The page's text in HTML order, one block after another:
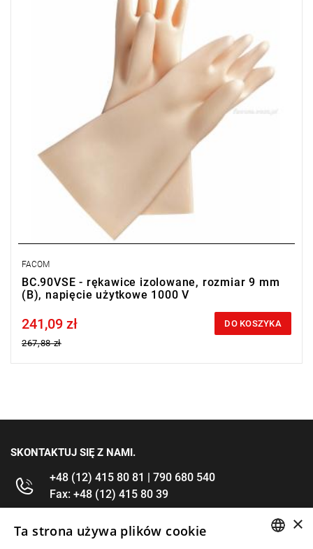
• Napięcie użytkowe: 1000 V
FACOM
BC.90VSE - rękawice izolowane, rozmiar 9 mm
(B), napięcie użytkowe 1000 V
Price tax included
241,09 zł
267,88 zł
DO KOSZYKA
SKONTAKTUJ SIĘ Z NAMI.
+48 (12) 415 80 81 | 790 680 540
Fax: +48 (12) 415 80 39
kontakt@im-narzedzia.pl ×
Ta strona używa plików cookie